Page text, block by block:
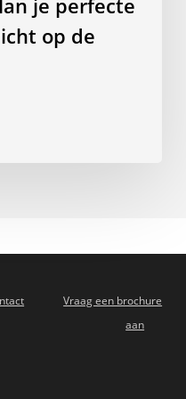
je perfecte
op de
Vraag een brochure
aan